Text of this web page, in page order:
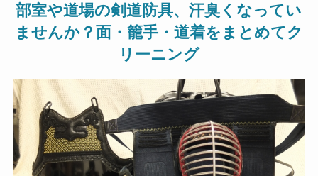
部室や道場の剣道防具、汗臭くなってい
ませんか？面・籠手・道着をまとめてク
リーニング